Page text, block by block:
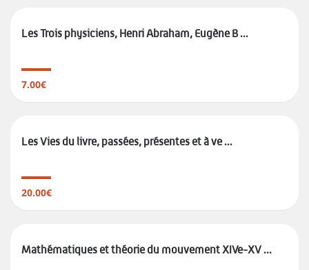
Les Trois physiciens, Henri Abraham, Eugène B ...
7.00€
Les Vies du livre, passées, présentes et à ve ...
20.00€
Mathématiques et théorie du mouvement XIVe-XV ...